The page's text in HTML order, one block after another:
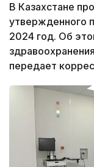
В Казахстане
утвержденного
2024 год. Об
передает